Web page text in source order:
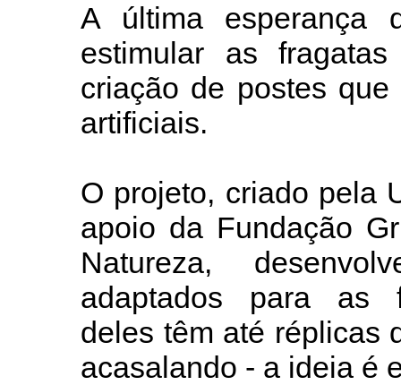
A última esperança
estimular as
criação de postes
artificiais.
O projeto, criado pela
apoio da Fundação
Natureza,
adaptados para as
deles têm até réplicas
acasalando - a ideia é